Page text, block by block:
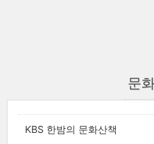
문
KBS 한밤의 문화산책